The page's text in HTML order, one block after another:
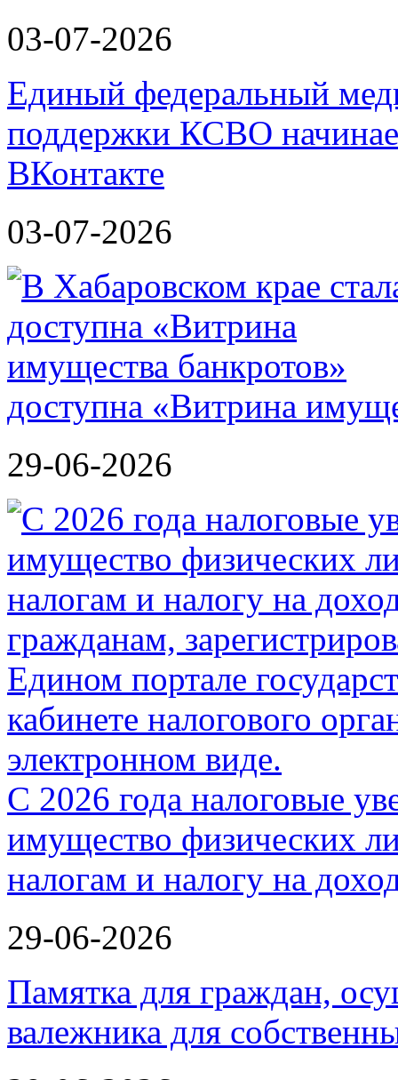
03-07-2026
Единый федеральный
поддержки КСВО
ВКонтакте
03-07-2026
доступна «Витрина
29-06-2026
С 2026 года налоговые
имущество физических
налогам и налогу на
29-06-2026
Памятка для граждан,
валежника для